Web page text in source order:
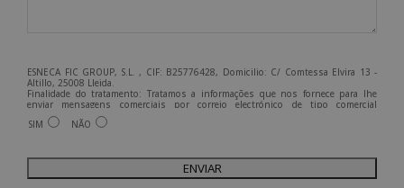
ESNECA FIC GROUP, S.L. , CIF: B25776428, Domicilio: C/ Comtessa Elvira 13 -
Altillo, 25008 Lleida.
Finalidade do tratamento: Tratamos a informações que nos fornece para lhe
enviar mensagens comerciais por correio electrónico de tipo comercial
relacionadas com os produtos oferecidos e outros produtos que possam ser do
seu interesse.
contactando-nos para o endereço admin@grupoesneca.com.
Para mais informações, consulte a nossa Política de Privacidade.
Deseja receber informação comercial (por telefone e/ou correio electrónico):
SIM NÃO